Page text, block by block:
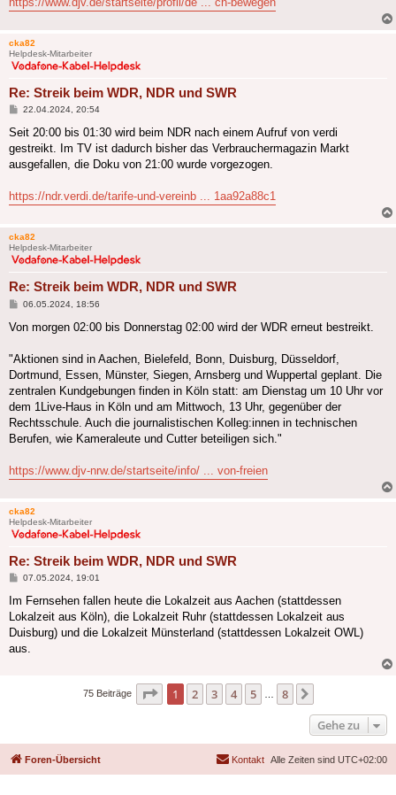
cka82
Helpdesk-Mitarbeiter
Re: Streik beim WDR, NDR und SWR
Beitrag
22.04.2024, 20:54
Seit 20:00 bis 01:30 wird beim NDR nach einem Aufruf von verdi
gestreikt. Im TV ist dadurch bisher das Verbrauchermagazin Markt
ausgefallen, die Doku von 21:00 wurde vorgezogen.
https://ndr.verdi.de/tarife-und-vereinb ... 1aa92a88c1
cka82
Helpdesk-Mitarbeiter
Re: Streik beim WDR, NDR und SWR
Beitrag
06.05.2024, 18:56
Von morgen 02:00 bis Donnerstag 02:00 wird der WDR erneut bestreikt.
"Aktionen sind in Aachen, Bielefeld, Bonn, Duisburg, Düsseldorf,
Dortmund, Essen, Münster, Siegen, Arnsberg und Wuppertal geplant. Die
zentralen Kundgebungen finden in Köln statt: am Dienstag um 10 Uhr vor
dem 1Live-Haus in Köln und am Mittwoch, 13 Uhr, gegenüber der
Rechtsschule. Auch die journalistischen Kolleg:innen in technischen
Berufen, wie Kameraleute und Cutter beteiligen sich."
https://www.djv-nrw.de/startseite/info/ ... von-freien
cka82
Helpdesk-Mitarbeiter
Re: Streik beim WDR, NDR und SWR
Beitrag
07.05.2024, 19:01
Im Fernsehen fallen heute die Lokalzeit aus Aachen (stattdessen
Lokalzeit aus Köln), die Lokalzeit Ruhr (stattdessen Lokalzeit aus
Duisburg) und die Lokalzeit Münsterland (stattdessen Lokalzeit OWL)
aus.
75 Beiträge Seite 1von
1 2 3 4 5 8
Gehe zu
Foren-Übersicht Alle Zeiten sind UTC+02:00
Kontakt